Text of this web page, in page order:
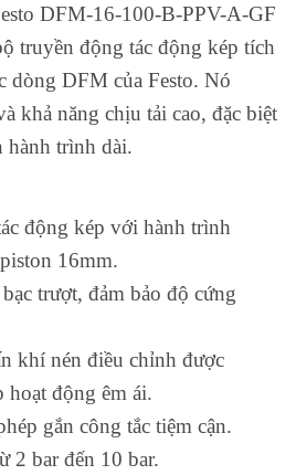
DFM-16-100-B-PPV-A-GF
truyền động tác động kép tích
dòng DFM của Festo. Nó
khả năng chịu tải cao, đặc biệt
hành trình dài.
động kép với hành trình
16mm.
trượt, đảm bảo độ cứng
khí nén điều chỉnh được
động êm ái.
gắn công tắc tiệm cận.
2 bar đến 10 bar.